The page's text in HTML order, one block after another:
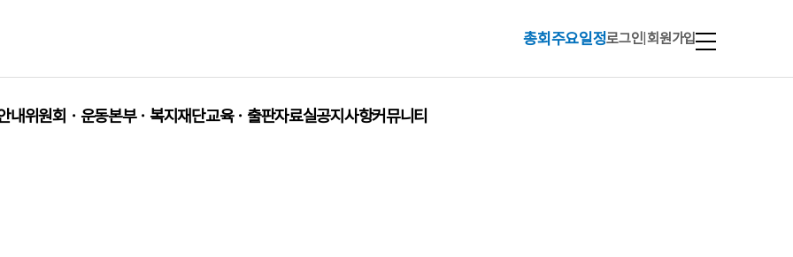
총회주요일정로그인 |회원가입
내위원회ㆍ운동본부ㆍ복지재단교육ㆍ출판자료실공지사항커뮤니티